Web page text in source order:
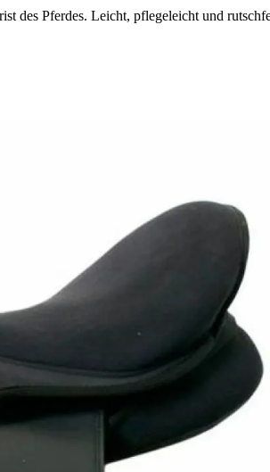
des Pferdes. Leicht, pflegeleicht und